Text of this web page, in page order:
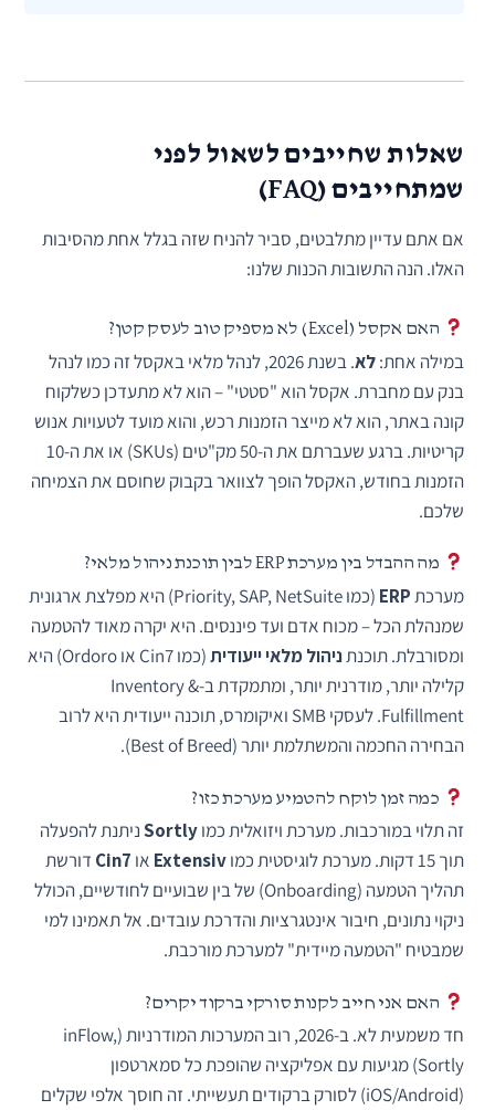
שאלות שחייבים לשאול לפני
שמתחייבים (FAQ)
אם אתם עדיין מתלבטים, סביר להניח שזה בגלל אחת מהסיבות
האלו. הנה התשובות הכנות שלנו:
האם אקסל (Excel) לא מספיק טוב לעסק קטן?
במילה אחת:לא
. בשנת 2026, לנהל מלאי באקסל זה כמו לנהל
בנק עם מחברת. אקסל הוא "סטטי" – הוא לא מתעדכן כשלקוח
קונה באתר, הוא לא מייצר הזמנות רכש, והוא מועד לטעויות אנוש
קריטיות. ברגע שעברתם את ה-50 מק"טים (SKUs) או את ה-10
הזמנות בחודש, האקסל הופך לצוואר בקבוק שחוסם את הצמיחה
שלכם.
מה ההבדל בין מערכת ERP לבין תוכנת ניהול מלאי?
מערכתERP
(כמו Priority, SAP, NetSuite) היא מפלצת ארגונית
שמנהלת הכל – מכוח אדם ועד פיננסים. היא יקרה מאוד להטמעה
ומסורבלת. תוכנתניהול מלאי ייעודית
(כמו Cin7 או Ordoro) היא
קלילה יותר, מודרנית יותר, ומתמקדת ב-Inventory &
Fulfillment. לעסקי SMB ואיקומרס, תוכנה ייעודית היא לרוב
הבחירה החכמה והמשתלמת יותר (Best of Breed).
כמה זמן לוקח להטמיע מערכת כזו?
זה תלוי במורכבות. מערכת ויזואלית כמוSortlyניתנת להפעלה
תוך 15 דקות. מערכת לוגיסטית כמו
Extensiv או Cin7 דורשת
תהליך הטמעה (Onboarding) של בין שבועיים לחודשיים, הכולל
ניקוי נתונים, חיבור אינטגרציות והדרכת עובדים. אל תאמינו למי
שמבטיח "הטמעה מיידית" למערכת מורכבת.
האם אני חייב לקנות סורקי ברקוד יקרים?
חד משמעית לא. ב-2026, רוב המערכות המודרניות (inFlow,
Sortly) מגיעות עם אפליקציה שהופכת כל סמארטפון
(iOS/Android) לסורק ברקודים תעשייתי. זה חוסך אלפי שקלים